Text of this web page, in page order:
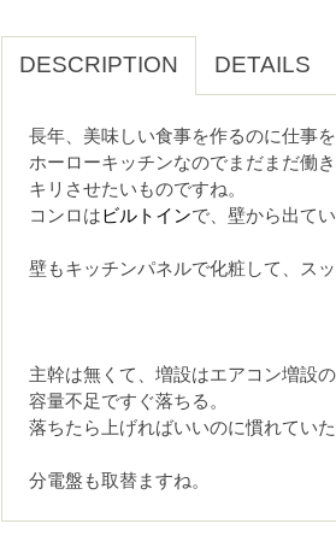
DESCRIPTION DETAILS
長年、美味しい食事を作るのに仕事
ホーローキッチンなのでまだまだ働
キリさせたいものですね。
コンロはビルトインで、壁から出て
壁もキッチンパネルで化粧して、スッ
主幹は無くて、増設はエアコン増設の
容量不足ですぐ落ちる。
落ちたら上げればいいのに慣れてい
分電盤も取替ますね。